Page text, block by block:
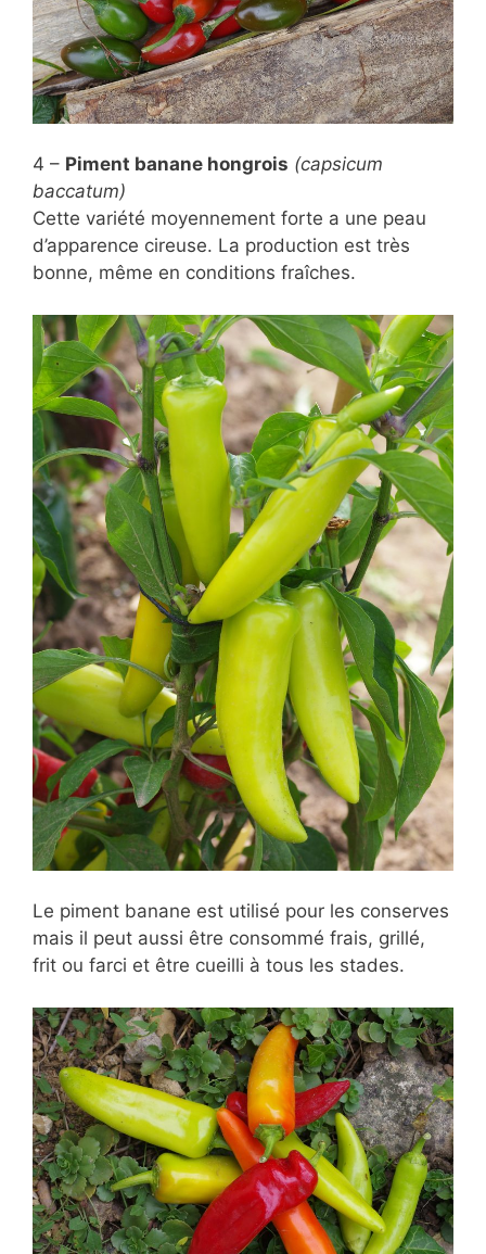
4 – Piment banane hongrois (capsicum
baccatum)
Cette variété moyennement forte a une peau
d’apparence cireuse. La production est très
bonne, même en conditions fraîches.
Le piment banane est utilisé pour les conserves
mais il peut aussi être consommé frais, grillé,
frit ou farci et être cueilli à tous les stades.